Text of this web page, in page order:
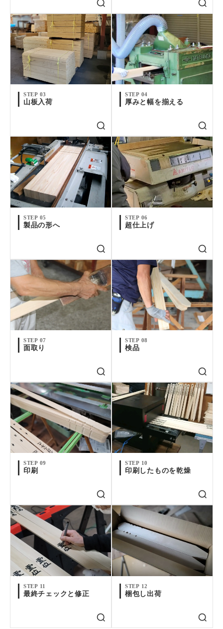
STEP 03
山板入荷
STEP 04
厚みと幅を揃える
STEP 05
製品の形へ
STEP 06
超仕上げ
STEP 07
面取り
STEP 08
検品
STEP 09
印刷
STEP 10
印刷したものを乾燥
STEP 11
最終チェックと修正
STEP 12
梱包し出荷